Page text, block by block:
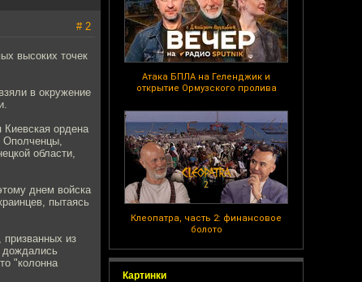
Атака БПЛА на Геленджик и
открытие Ормузского пролива
Клеопатра, часть 2: финансовое
болото
Картинки
# 2
высоких точек
в окружение
Киевская ордена
Ополченцы,
области,
днем войска
пытаясь
призванных из
дождались
"колонна